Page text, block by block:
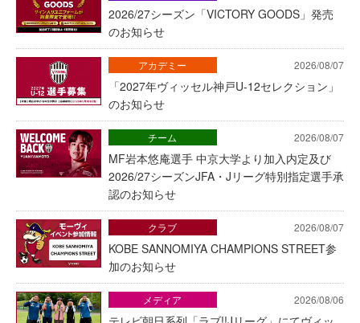
2026/27シーズン「VICTORY GOODS」発売
のお知らせ
2026/08/07
「2027年ヴィッセル神戸U-12セレクション」
のお知らせ
アカデミー
2026/08/07
MF岩本悠庵選手 中京大学より加入内定及び
2026/27シーズンJFA・Jリーグ特別指定選手承
認のお知らせ
チーム
2026/08/07
KOBE SANNOMIYA CHAMPIONS STREET参
加のお知らせ
クラブ
2026/08/06
メディア